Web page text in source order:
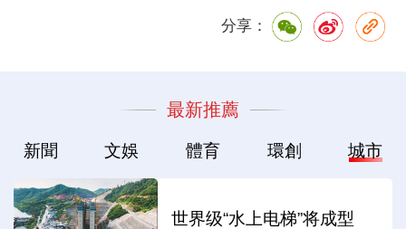
分享：
最新推薦
新聞 文娛 體育 環創 城市
世界级“水上电梯”将成型